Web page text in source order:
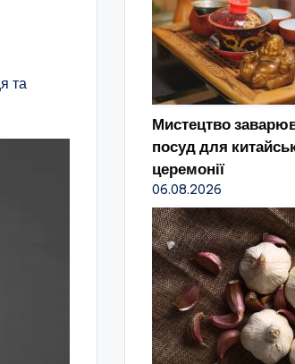
та
Мистецтво
посуд для
церемонії
06.08.2026